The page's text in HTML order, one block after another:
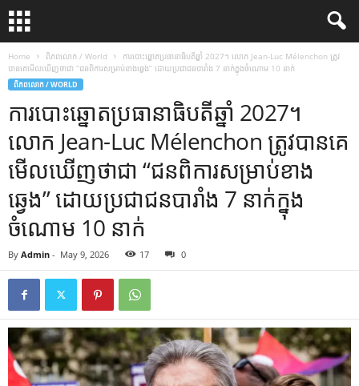
Home ពិភពលោក / World
ការបោះឆ្នោតប្រធានាធិបតីឆ្នាំ 2027។ លោក Jean-Luc Mélenchon ត្រូវ
បានគេមើលឃើញថាជា “ជនពិការសម្រាប់ខាងឆ្វេង” ដោយប្រជាជនបារាំង 7 នាក់ក្នុងចំណោម 10 នាក់
ពិភពលោក / WORLD
ការបោះឆ្នោតប្រធានាធិបតីឆ្នាំ 2027។
លោក Jean-Luc Mélenchon ត្រូវបានគេ
មើលឃើញថាជា “ជនពិការសម្រាប់ខាង
ឆ្វេង” ដោយប្រជាជនបារាំង 7 នាក់ក្នុង
ចំណោម 10 នាក់
By Admin - May 9, 2026 17 0